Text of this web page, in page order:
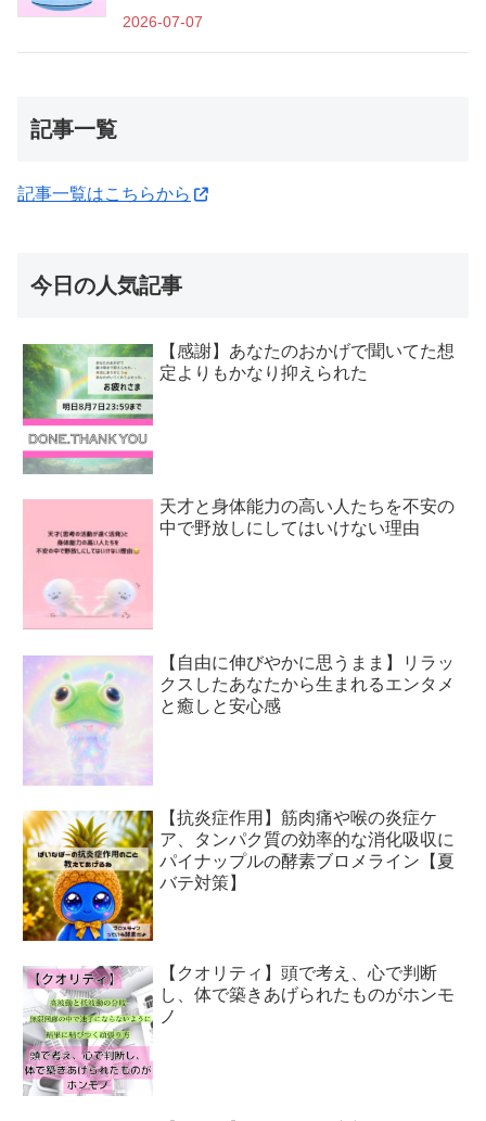
2026-07-07
記事一覧
記事一覧はこちらから
今日の人気記事
【感謝】あなたのおかげで聞いてた想
定よりもかなり抑えられた
天才と身体能力の高い人たちを不安の
中で野放しにしてはいけない理由
【自由に伸びやかに思うまま】リラッ
クスしたあなたから生まれるエンタメ
と癒しと安心感
【抗炎症作用】筋肉痛や喉の炎症ケ
ア、タンパク質の効率的な消化吸収に
パイナップルの酵素ブロメライン【夏
バテ対策】
【クオリティ】頭で考え、心で判断
し、体で築きあげられたものがホンモ
ノ